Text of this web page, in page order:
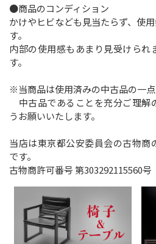
●商品のコンディション
かけやヒビなども見当たらず、使
す。
内部の使用感もあまり見受けら
す。
※当商品は使用済みの中古品の一点
中古品であることを充分ご理解
うお願いいたします。
当店は東京都公安委員会の古物商
です。
古物商許可番号 第303292115560号